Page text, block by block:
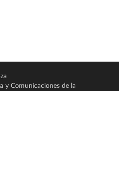
y Comunicaciones de la